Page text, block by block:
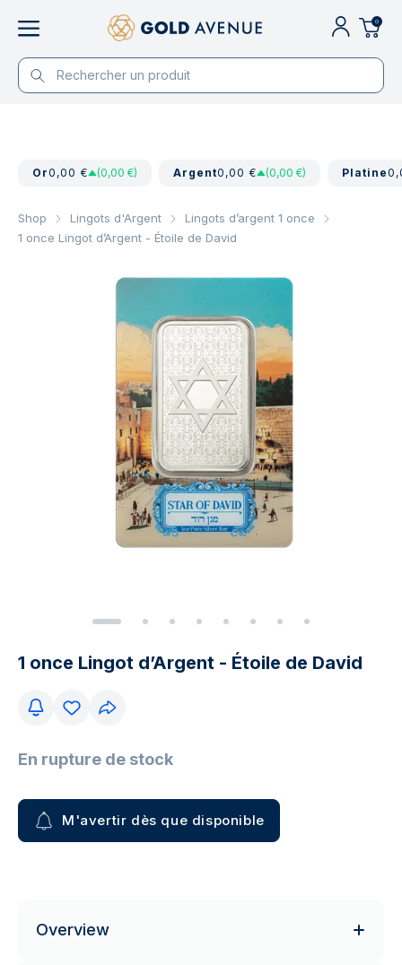
0
Or0,00 € (0,00 €) Argent0,00 € (0,00 €) Platine
Shop Lingots d'Argent
Lingots d’argent 1 once
1 once Lingot d’Argent - Étoile de David
1 once Lingot d’Argent - Étoile de David
En rupture de stock
M'avertir dès que disponible
Overview